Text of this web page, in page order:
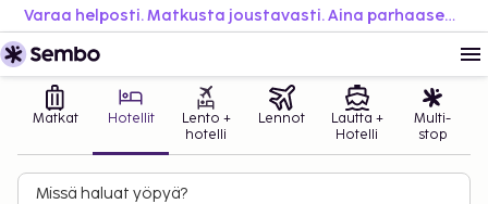
Varaa helposti. Matkusta joustavasti. Aina parhaaseen hintaan.
Matkat Hotellit
Lento +
hotelli
Lennot
Lautta +
Hotelli
Multi-
stop
Missä haluat yöpyä?